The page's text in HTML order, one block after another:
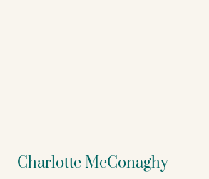
Charlotte McConaghy